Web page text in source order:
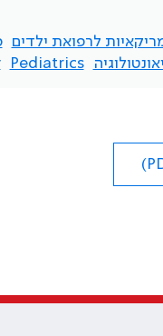
לרפואת ילדים
Pediatrics